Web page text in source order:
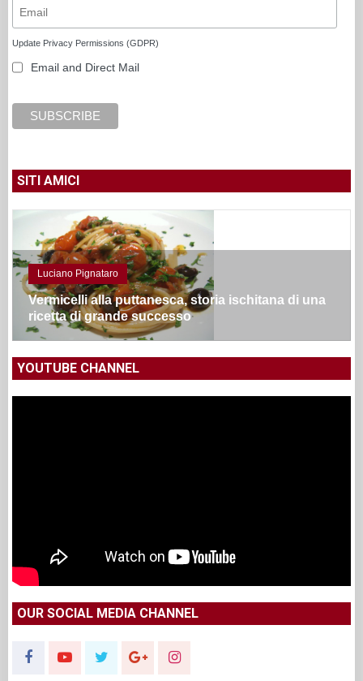
Update Privacy Permissions (GDPR)
Email and Direct Mail
SITI AMICI
Luciano Pignataro
Vermicelli alla puttanesca, storia ischitana di una
ricetta di grande successo
YOUTUBE CHANNEL
OUR SOCIAL MEDIA CHANNEL